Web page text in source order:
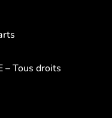
– Tous droits